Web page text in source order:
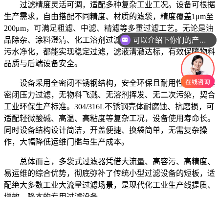
过滤精度灵活可调，适配多种复杂工业工况。设备可根据
生产需求，自由搭配不同精度、材质的滤袋，精度覆盖1μm至
200μm，可满足粗滤、中滤、精滤等多重过滤工艺。无论是油
品除杂、涂料澄清、化工溶剂过滤，还是工业循环水预处理、
污水净化，都能实现稳定过滤，滤液清澈达标，有效保障物料
品质与后端设备安全。
设备采用全密闭不锈钢结构，安全环保且耐用性强。全程
密闭压力过滤，无物料飞溅、无溶剂挥发、无二次污染，契合
工业环保生产标准。304/316L不锈钢壳体耐腐蚀、抗磨损，可
适配轻微酸碱、高温、高粘度等复杂工况，设备使用寿命长。
同时设备结构设计简洁，开盖便捷、换袋简单，无需复杂操
作，大幅降低运维门槛与生产成本。
总体而言，多袋式过滤器凭借大流量、高容污、高精度、
易运维的综合优势，彻底弥补了传统小型过滤设备的短板，适
配绝大多数工业大流量过滤场景，是现代化工业生产线提质、
可以介绍下你们的产品么